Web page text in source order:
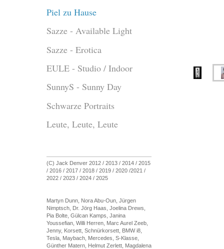
Piel zu Hause
Sazze - Available Light
Sazze - Erotica
EULE - Studio / Indoor
SunnyS - Sunny Day
Schwarze Portraits
Leute, Leute, Leute
(C) Jack Denver 2012 / 2013 / 2014 / 2015
/ 2016 / 2017 / 2018 / 2019 / 2020 /2021 /
2022 / 2023 / 2024 / 2025
Martyn Dunn, Nora Abu-Oun, Jürgen
Nimptsch, Dr. Jörg Haas, Joelina Drews,
Pia Bolte, Gülcan Kamps, Janina
Youssefian, Willi Herren, Marc Aurel Zeeb,
Jenny, Korsett, Schnürkorsett, BMW i8,
Tesla, Maybach, Mercedes, S-Klasse,
Günther Matern, Helmut Zerlett, Magdalena